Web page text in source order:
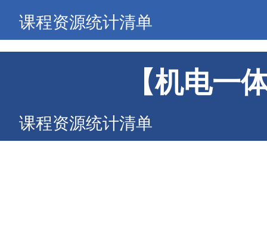
课程资源统计清单
【机电一
课程资源统计清单